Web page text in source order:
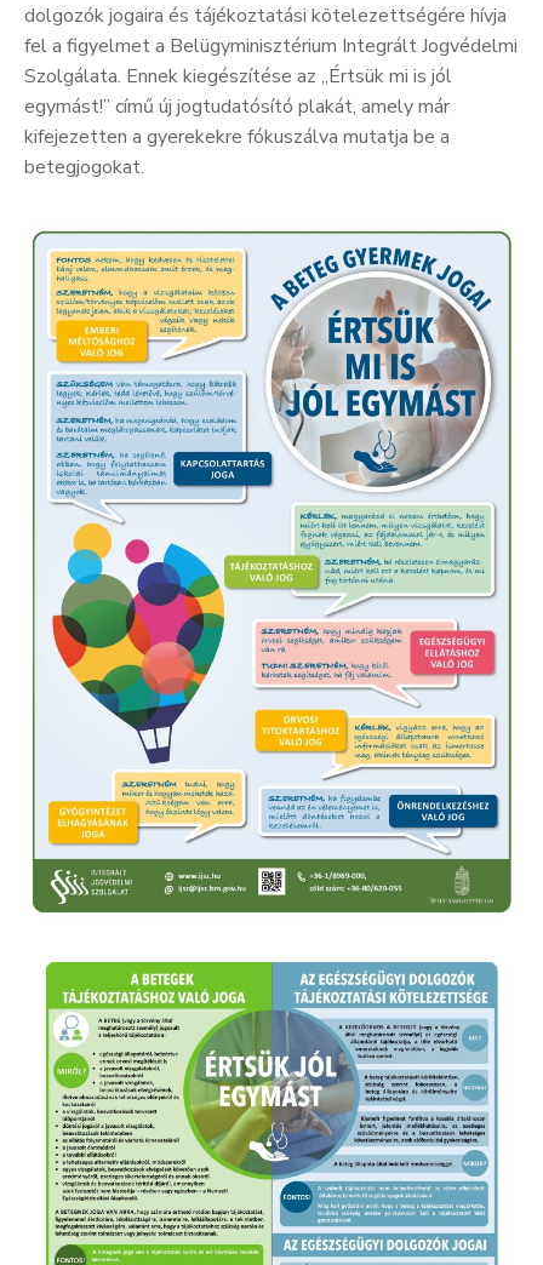
dolgozók jogaira és tájékoztatási kötelezettségére hívja
fel a figyelmet a Belügyminisztérium Integrált Jogvédelmi
Szolgálata. Ennek kiegészítése az „Értsük mi is jól
egymást!” című új jogtudatósító plakát, amely már
kifejezetten a gyerekekre fókuszálva mutatja be a
betegjogokat.